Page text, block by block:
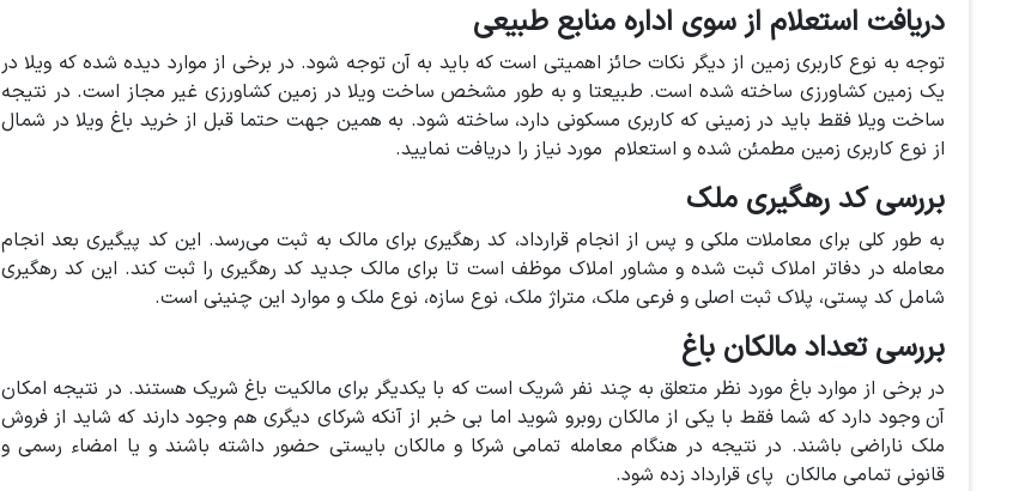
دریافت استعلام از سوی اداره منابع طبیعی
توجه به نوع کاربری زمین از دیگر نکات حائز اهمیتی است که باید به آن توجه شود. در برخی از موارد دیده شده که ویلا در
یک زمین کشاورزی ساخته شده است. طبیعتا و به طور مشخص ساخت ویلا در زمین کشاورزی غیر مجاز است. در نتیجه
ساخت ویلا فقط باید در زمینی که کاربری مسکونی دارد، ساخته شود. به همین جهت حتما قبل از خرید باغ ویلا در شمال
از نوع کاربری زمین مطمئن شده و استعلام مورد نیاز را دریافت نمایید.
بررسی کد رهگیری ملک
به طور کلی برای معاملات ملکی و پس از انجام قرارداد، کد رهگیری برای مالک به ثبت می‌رسد. این کد پیگیری بعد انجام
معامله در دفاتر املاک ثبت شده و مشاور املاک موظف است تا برای مالک جدید کد رهگیری را ثبت کند. این کد رهگیری
شامل کد پستی، پلاک ثبت اصلی و فرعی ملک، متراژ ملک، نوع سازه، نوع ملک و موارد این چنینی است.
بررسی تعداد مالکان باغ
در برخی از موارد باغ مورد نظر متعلق به چند نفر شریک است که با یکدیگر برای مالکیت باغ شریک هستند. در نتیجه امکان
آن وجود دارد که شما فقط با یکی از مالکان روبرو شوید اما بی خبر از آنکه شرکای دیگری هم وجود دارند که شاید از فروش
ملک ناراضی باشند. در نتیجه در هنگام معامله تمامی شرکا و مالکان بایستی حضور داشته باشند و یا امضاء رسمی و
قانونی تمامی مالکان پای قرارداد زده شود.